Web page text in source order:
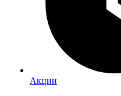
Акции